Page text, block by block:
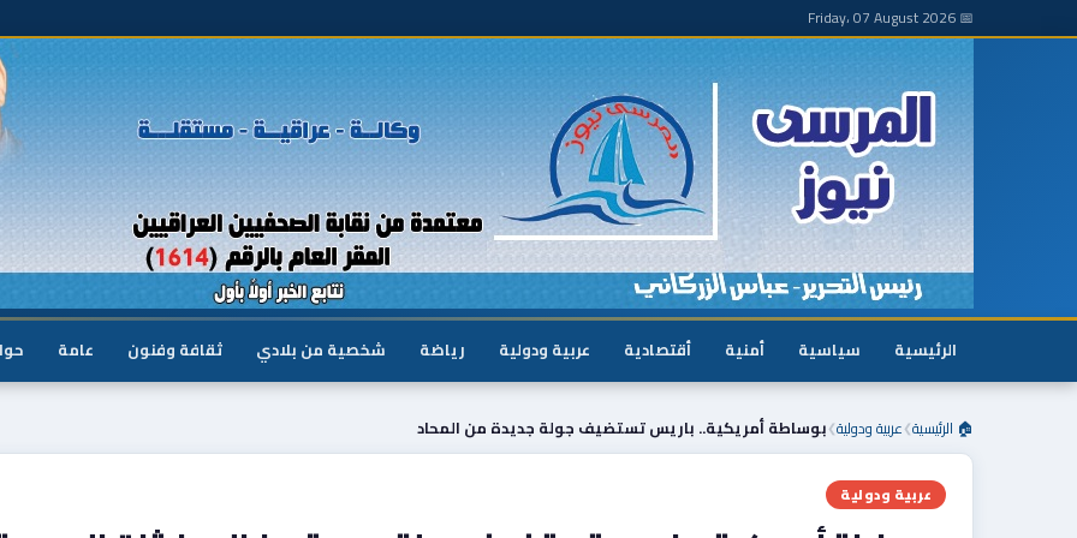
📅 Friday، 07 August 2026
الرئيسية سياسية أمنية أقتصادية عربية ودولية رياضة شخصية من بلادي ثقافة وفنون عامة
🏠 الرئيسية❯عربية ودولية❯بوساطة أمريكية.. باريس تستضيف جولة جديدة من المحاد
عربية ودولية